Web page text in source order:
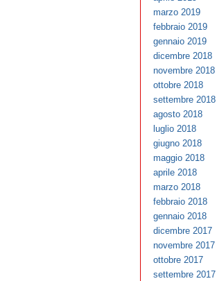
marzo 2019
febbraio 2019
gennaio 2019
dicembre 2018
novembre 2018
ottobre 2018
settembre 2018
agosto 2018
luglio 2018
giugno 2018
maggio 2018
aprile 2018
marzo 2018
febbraio 2018
gennaio 2018
dicembre 2017
novembre 2017
ottobre 2017
settembre 2017